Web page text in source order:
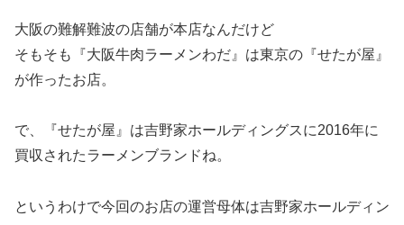
大阪の難解難波の店舗が本店なんだけど
そもそも『大阪牛肉ラーメンわだ』は東京の『せたが屋』
が作ったお店。
で、『せたが屋』は吉野家ホールディングスに2016年に
買収されたラーメンブランドね。
というわけで今回のお店の運営母体は吉野家ホールディン